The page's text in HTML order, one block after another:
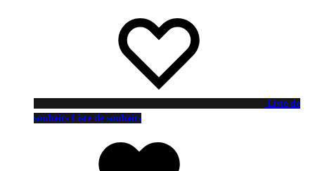
Liste de
souhaits Liste de souhaits